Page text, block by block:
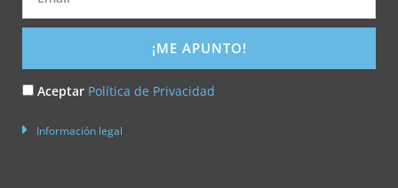
Acepto
Aceptar Política de Privacidad
¡ME APUNTO!
Información legal